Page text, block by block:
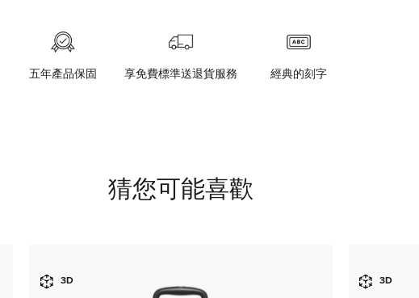
五年產品保固 享免費標準送退貨服務 經典的刻字
猜您可能喜歡
3D 3D